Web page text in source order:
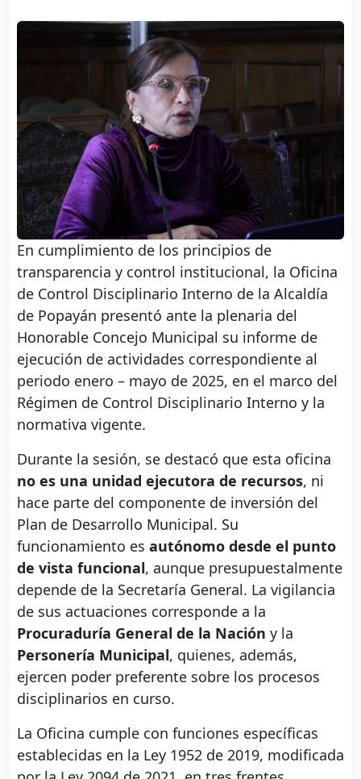
En cumplimiento de los principios de
transparencia y control institucional, la Oficina
de Control Disciplinario Interno de la Alcaldía
de Popayán presentó ante la plenaria del
Honorable Concejo Municipal su informe de
ejecución de actividades correspondiente al
periodo enero – mayo de 2025, en el marco del
Régimen de Control Disciplinario Interno y la
normativa vigente.
Durante la sesión, se destacó que esta oficina
no es una unidad ejecutora de recursos, ni
hace parte del componente de inversión del
Plan de Desarrollo Municipal. Su
funcionamiento es autónomo desde el punto
de vista funcional, aunque presupuestalmente
depende de la Secretaría General. La vigilancia
de sus actuaciones corresponde a la
Procuraduría General de la Nación y la
Personería Municipal, quienes, además,
ejercen poder preferente sobre los procesos
disciplinarios en curso.
La Oficina cumple con funciones específicas
establecidas en la Ley 1952 de 2019, modificada